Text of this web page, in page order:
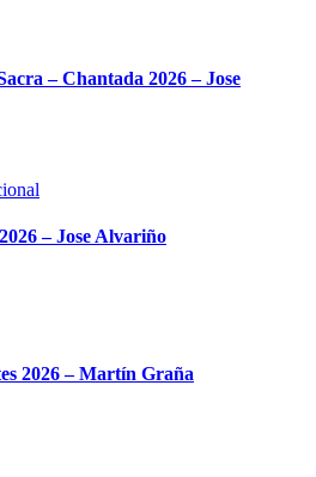
– Chantada 2026 – Jose
– Jose Alvariño
2026 – Martín Graña